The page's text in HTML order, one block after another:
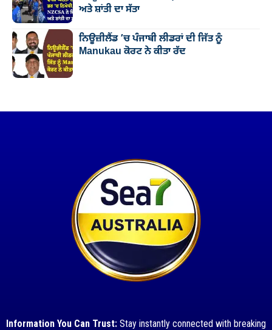
ਅਤੇ ਸ਼ਾਂਤੀ ਦਾ ਸੱਤਾ
ਨਿਊਜ਼ੀਲੈਂਡ ’ਚ ਪੰਜਾਬੀ ਲੀਡਰਾਂ ਦੀ ਜਿੱਤ ਨੂੰ
Manukau ਕੋਰਟ ਨੇ ਕੀਤਾ ਰੱਦ
Information You Can Trust: Stay instantly connected with breaking